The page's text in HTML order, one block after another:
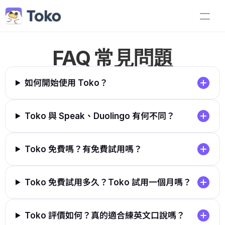
部落格
企業合作
教師專區
FAQ 常見問題
如何開始使用 Toko？
Toko 與 Speak、Duolingo 有何不同？
Toko 免費嗎？有免費試用嗎？
Toko 免費試用多久？Toko 試用一個月嗎？
Toko 評價如何？真的適合練英文口說嗎？